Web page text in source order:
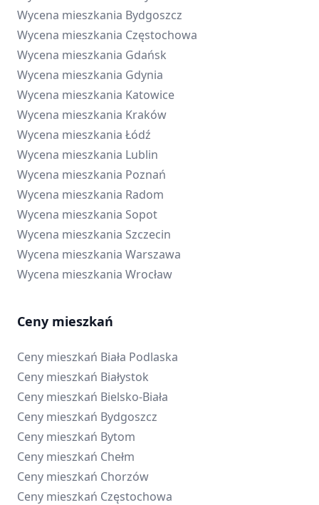
Wycena mieszkania Bydgoszcz
Wycena mieszkania Częstochowa
Wycena mieszkania Gdańsk
Wycena mieszkania Gdynia
Wycena mieszkania Katowice
Wycena mieszkania Kraków
Wycena mieszkania Łódź
Wycena mieszkania Lublin
Wycena mieszkania Poznań
Wycena mieszkania Radom
Wycena mieszkania Sopot
Wycena mieszkania Szczecin
Wycena mieszkania Warszawa
Wycena mieszkania Wrocław
Ceny mieszkań
Ceny mieszkań Biała Podlaska
Ceny mieszkań Białystok
Ceny mieszkań Bielsko-Biała
Ceny mieszkań Bydgoszcz
Ceny mieszkań Bytom
Ceny mieszkań Chełm
Ceny mieszkań Chorzów
Ceny mieszkań Częstochowa